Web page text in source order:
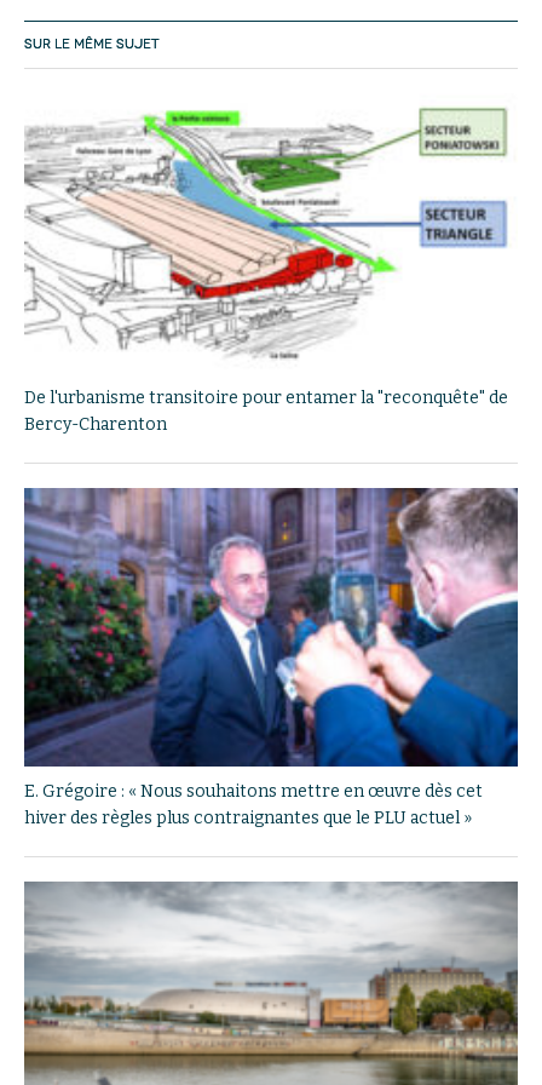
SUR LE MÊME SUJET
De l'urbanisme transitoire pour entamer la "reconquête" de
Bercy-Charenton
E. Grégoire : « Nous souhaitons mettre en œuvre dès cet
hiver des règles plus contraignantes que le PLU actuel »